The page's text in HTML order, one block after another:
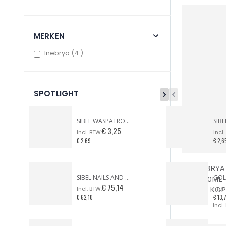
MERKEN
Inebrya 4 items
SPOTLIGHT
SIBEL WASPATROON BREDE KOP GEZICHT & LICHAAM
€ 3,25
€ 2,69
SIBEL NAILS AND MORE ZEBRA CASE
€ 75,14
€ 62,10
€
€